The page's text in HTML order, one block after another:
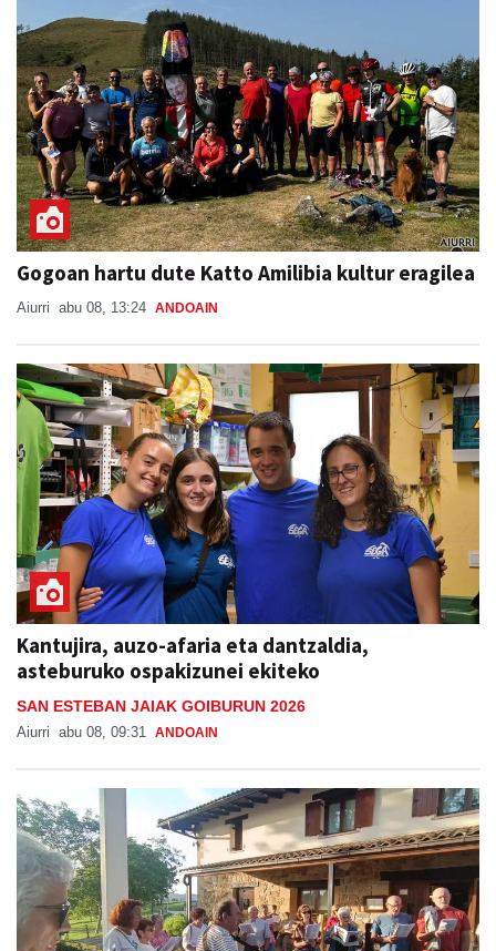
Gogoan hartu dute Katto Amilibia kultur eragilea
Aiurri abu 08, 13:24 ANDOAIN
Kantujira, auzo-afaria eta dantzaldia,
asteburuko ospakizunei ekiteko
SAN ESTEBAN JAIAK GOIBURUN 2026
Aiurri abu 08, 09:31 ANDOAIN